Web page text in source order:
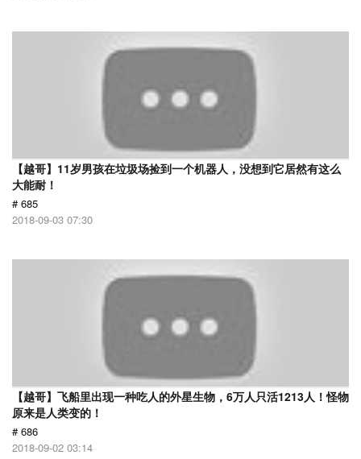
【越哥】11岁男孩在垃圾场捡到一个机器人，没想到它居然有这么
大能耐！
# 685
2018-09-03 07:30
【越哥】飞船里出现一种吃人的外星生物，6万人只活1213人！怪物
原来是人类变的！
# 686
2018-09-02 03:14